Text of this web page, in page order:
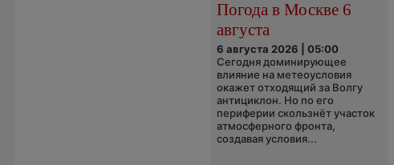
Погода в Москве 6
августа
6 августа 2026 | 05:00
Сегодня доминирующее
влияние на метеоусловия
окажет отходящий за Волгу
антициклон. Но по его
периферии скользнёт участок
атмосферного фронта,
создавая условия...